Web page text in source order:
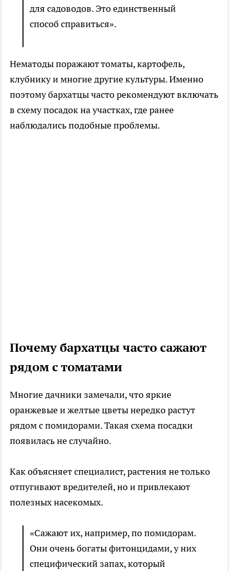
для садоводов. Это единственный
способ справиться».
Нематоды поражают томаты, картофель,
клубнику и многие другие культуры. Именно
поэтому бархатцы часто рекомендуют включать
в схему посадок на участках, где ранее
наблюдались подобные проблемы.
Почему бархатцы часто сажают
рядом с томатами
Многие дачники замечали, что яркие
оранжевые и желтые цветы нередко растут
рядом с помидорами. Такая схема посадки
появилась не случайно.
Как объясняет специалист, растения не только
отпугивают вредителей, но и привлекают
полезных насекомых.
«Сажают их, например, по помидорам.
Они очень богаты фитонцидами, у них
специфический запах, который